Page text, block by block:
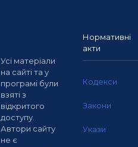
Усі матеріали
на сайті та у
програмі були
взяті з
відкритого
доступу.
Автори сайту
не є
Нормативні
акти
Кодекси
Закони
Укази